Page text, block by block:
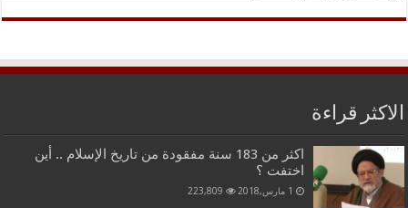
الاكثر قراءة
اكثر من 183 سنة مفقودة من تاريخ الإسلام .. أين
اختفت ؟
1 مارس,2018 223,809